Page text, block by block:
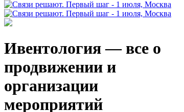
Ивентология — все о
продвижении и
организации
мероприятий